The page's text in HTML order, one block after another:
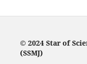
© 2024 Star of
(SSMJ)